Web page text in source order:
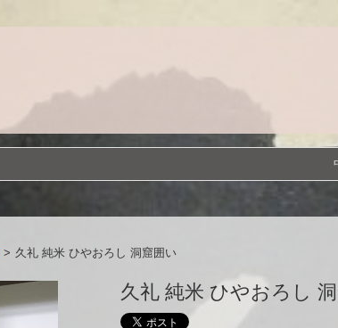
> 久礼 純米 ひやおろし 洞窟囲い
久礼 純米 ひやおろし